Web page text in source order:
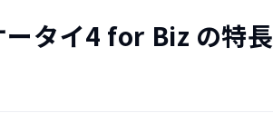
タイ4 for Biz の特長